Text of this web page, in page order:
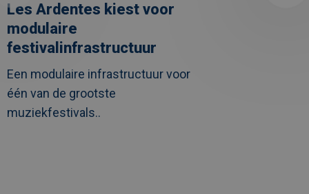
Les Ardentes kiest voor
modulaire
festivalinfrastructuur
Een modulaire infrastructuur voor
één van de grootste
muziekfestivals..